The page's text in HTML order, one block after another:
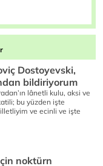
Dostoyevski,
bildiriyorum
lânetli kulu, aksi ve
bu yüzden işte
illetliyim ve ecinli ve işte
noktürn